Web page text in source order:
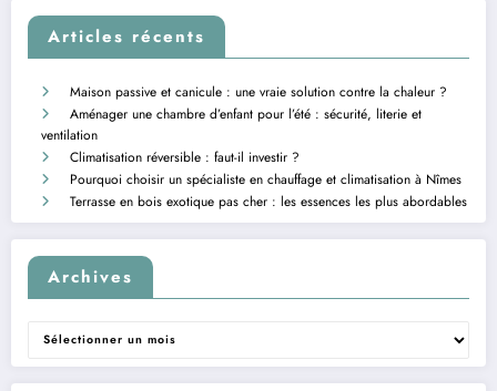
Articles récents
Maison passive et canicule : une vraie solution contre la chaleur ?
Aménager une chambre d’enfant pour l’été : sécurité, literie et
ventilation
Climatisation réversible : faut-il investir ?
Pourquoi choisir un spécialiste en chauffage et climatisation à Nîmes
Terrasse en bois exotique pas cher : les essences les plus abordables
Archives
Archives